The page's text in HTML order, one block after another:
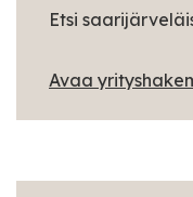
Etsi
Avaa